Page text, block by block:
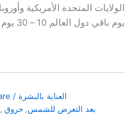
الولايات المتحدة الأمريكية وأوروبا 8 – 25 يوم
يوم باقي دول العالم 10 – 30 يوم
Skin Care / العناية بالبشرة
, بعد التعرض للشمس, حروق